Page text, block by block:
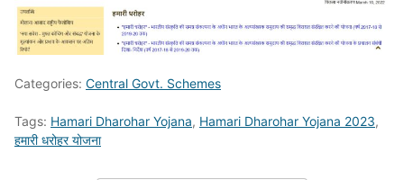
Categories: Central Govt. Schemes
Tags: Hamari Dharohar Yojana, Hamari Dharohar Yojana 2023,
हमारी धरोहर योजना